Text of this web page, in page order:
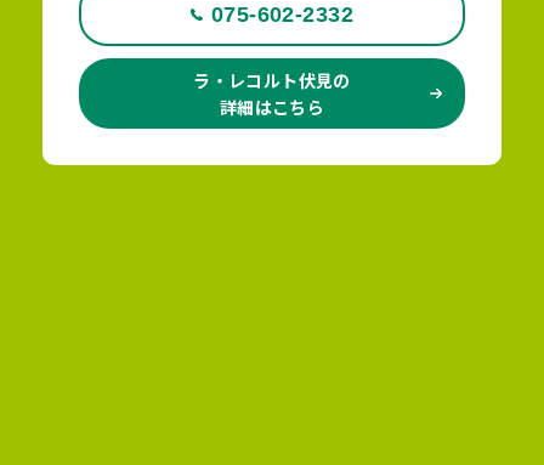
075-602-2332
ラ・レコルト伏見の
詳細はこちら